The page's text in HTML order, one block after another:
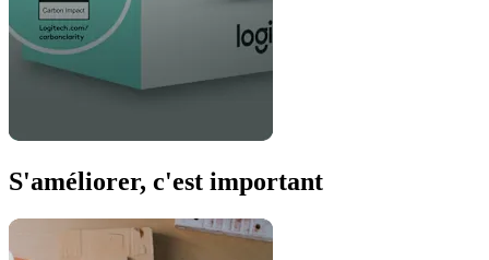
S'améliorer, c'est important